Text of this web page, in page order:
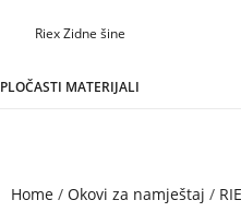
Riex Zidne šine
PLOČASTI MATERIJALI
Home / Okovi za namještaj /